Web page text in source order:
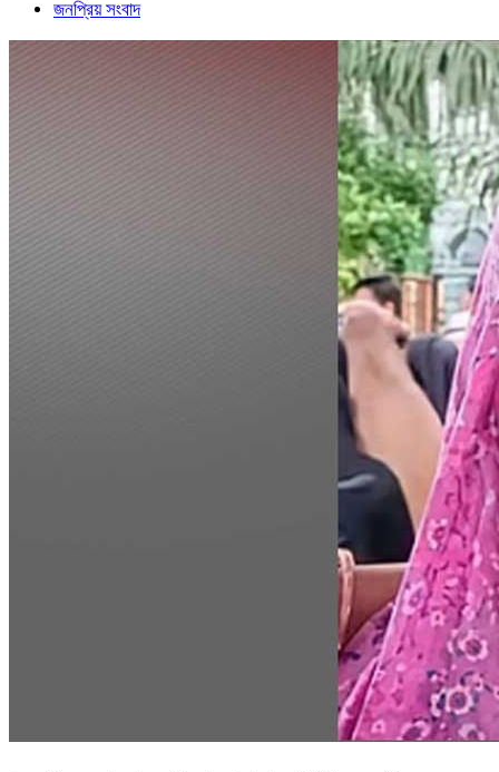
জনপ্রিয় সংবাদ